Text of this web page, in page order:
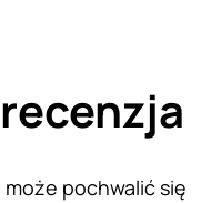
pochwalić się